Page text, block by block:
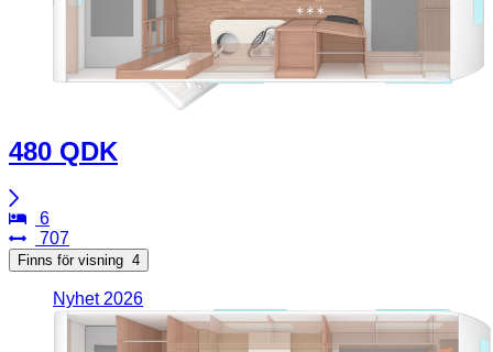
480 QDK
6
707
Finns för visning 4
Nyhet 2026